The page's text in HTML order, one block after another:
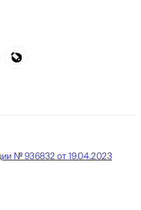
№ 936832 от 19.04.2023